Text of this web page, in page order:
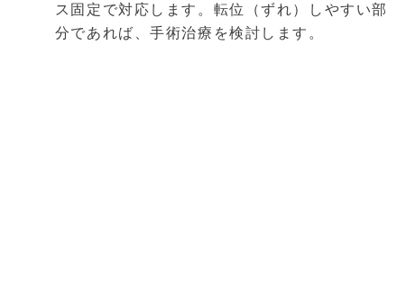
ス固定で対応します。転位（ずれ）しやすい部
分であれば、手術治療を検討します。